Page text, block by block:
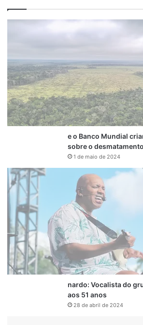
e o Banco Mundial
sobre o desmatamento
1 de maio de 2024
nardo: Vocalista do
aos 51 anos
28 de abril de 2024